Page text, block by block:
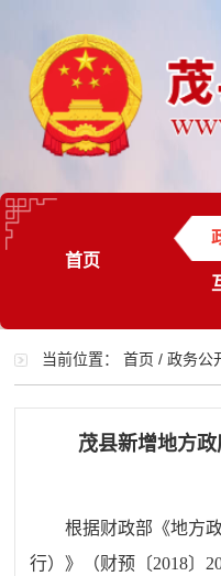
首页
当前位置：首页 /政务公
茂县新增地方
根据财政部《地方
行）》（财预〔2018〕